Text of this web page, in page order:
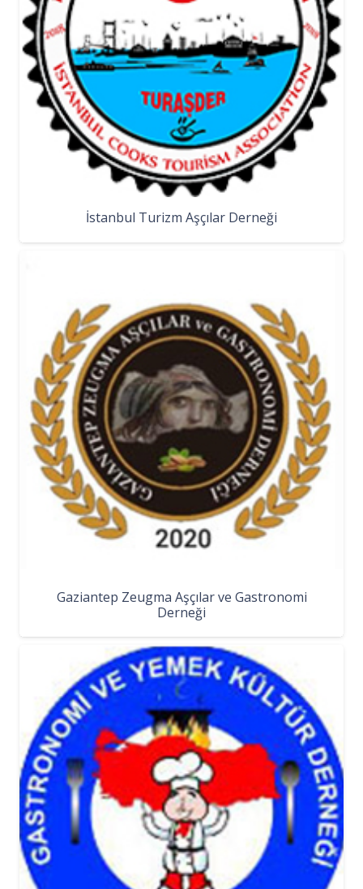
İstanbul Turizm Aşçılar Derneği
Gaziantep Zeugma Aşçılar ve Gastronomi
Derneği